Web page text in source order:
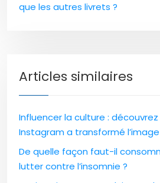
que les autres livrets ?
Articles similaires
Influencer la culture :
Instagram a transformé
De quelle façon faut-il
lutter contre l’insomnie ?